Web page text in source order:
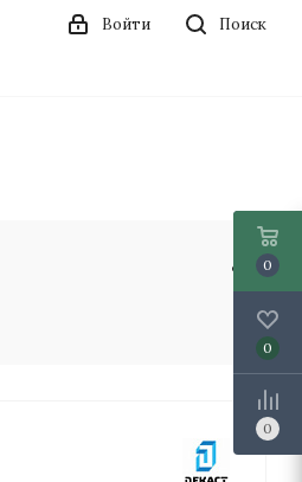
Поиск
Войти
0
0
0